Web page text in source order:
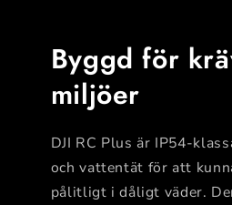
Byggd för
miljöer
DJI RC Plus är IP54-
och vattentät för att
pålitligt i dåligt väder.